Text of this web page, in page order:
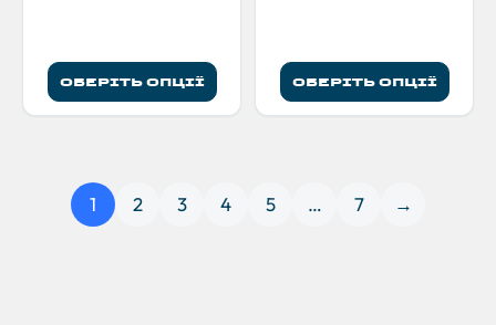
ОБЕРІТЬ ОПЦІЇ ОБЕРІТЬ ОПЦІЇ
1 2 3 4 5 … 7 →